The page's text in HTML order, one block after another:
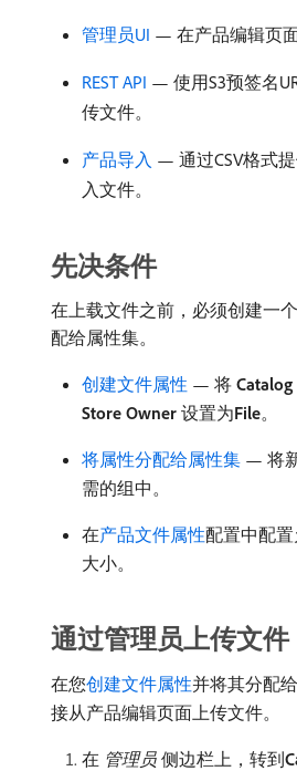
管理员UI — 在产品编辑页
REST API — 使用S3预签名
传文件。
产品导入 — 通过CSV格式
入文件。
先决条件
在上载文件之前，必须创建一
配给属性集。
创建文件属性 — 将​
Store Owner ​设置为​File。
将属性分配给属性集 — 将
需的组中。
在产品文件属性配置中配
大小。
通过管理员上传文件
在您创建文件属性并将其分配
接从产品编辑页面上传文件。
在​ 管理员 ​侧边栏上，转到​